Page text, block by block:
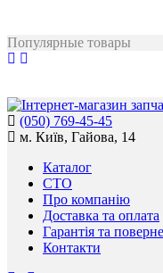
Популярные товары
(050) 769-45-45
м. Київ, Гайова, 14
Каталог
СТО
Про компанію
Доставка та оплата
Гарантія та
Контакти